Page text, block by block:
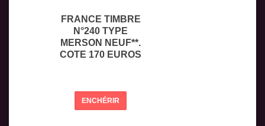
FRANCE TIMBRE
N°240 TYPE
MERSON NEUF**.
COTE 170 EUROS
ENCHÉRIR